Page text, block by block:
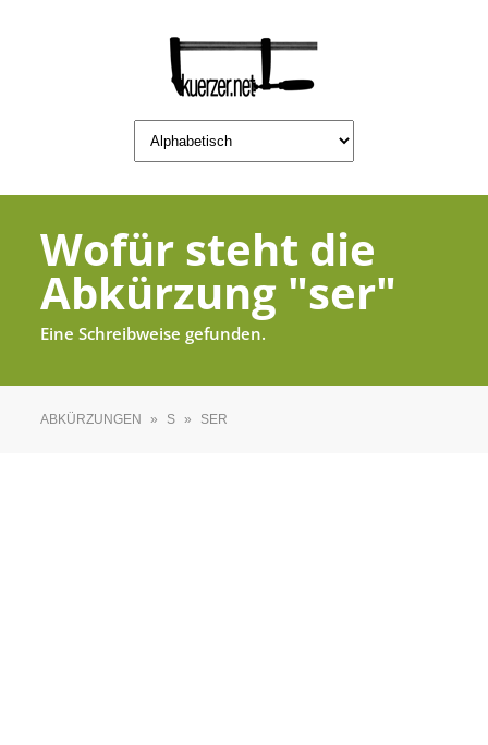
Wofür steht die
Abkürzung "ser"
Eine Schreibweise gefunden.
ABKÜRZUNGEN » S » SER